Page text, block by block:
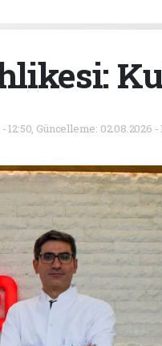
12:50, Güncelleme: 02.08.2026 -